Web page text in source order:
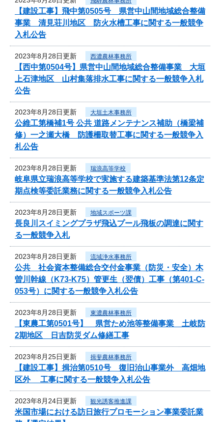
【建設工事】飛中第0505号 県営中山間地域総合整備
事業 清見荘川地区 防火水槽工事に関する一般競争
入札公告
2023年8月28日更新 西濃農林事務所
【西中第0504号】県営中山間地域総合整備事業 大垣
上石津地区 山村集落排水工事に関する一般競争入札
公告
2023年8月28日更新 大垣土木事務所
公維工第橋補1号 公共 道路メンテナンス補助（橋梁補
修）一之瀬大橋 防護柵取替工事に関する一般競争入
札公告
2023年8月28日更新 瑞浪高等学校
岐阜県立瑞浪高等学校で実施する建築基準法第12条定
期点検等委託業務に関する一般競争入札公告
2023年8月28日更新 地域スポーツ課
長良川スイミングプラザ飛込プール飛板の調達に関す
る一般競争入札
2023年8月28日更新 流域浄水事務所
公共 社会資本整備総合交付金事業（防災・安全）木
曽川幹線（K73-K75）管更生（翌債）工事（第401-C-
053号）に関する一般競争入札公告
2023年8月28日更新 東濃農林事務所
【東農工第0501号】 県営ため池等整備事業 土岐防
2期地区 日吉防災ダム修繕工事
2023年8月25日更新 揖斐農林事務所
【建設工事】揖治第0510号 復旧治山事業外 高畑地
区外 工事に関する一般競争入札公告
2023年8月24日更新 観光誘客推進課
米国市場における訪日旅行プロモーション事業委託業